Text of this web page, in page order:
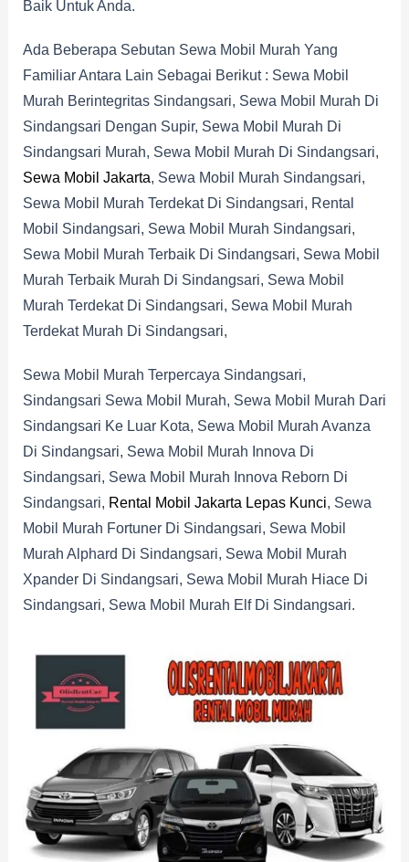
Baik Untuk Anda.
Ada Beberapa Sebutan Sewa Mobil Murah Yang
Familiar Antara Lain Sebagai Berikut : Sewa Mobil
Murah Berintegritas Sindangsari, Sewa Mobil Murah Di
Sindangsari Dengan Supir, Sewa Mobil Murah Di
Sindangsari Murah, Sewa Mobil Murah Di Sindangsari,
Sewa Mobil Jakarta, Sewa Mobil Murah Sindangsari,
Sewa Mobil Murah Terdekat Di Sindangsari, Rental
Mobil Sindangsari, Sewa Mobil Murah Sindangsari,
Sewa Mobil Murah Terbaik Di Sindangsari, Sewa Mobil
Murah Terbaik Murah Di Sindangsari, Sewa Mobil
Murah Terdekat Di Sindangsari, Sewa Mobil Murah
Terdekat Murah Di Sindangsari,
Sewa Mobil Murah Terpercaya Sindangsari,
Sindangsari Sewa Mobil Murah, Sewa Mobil Murah Dari
Sindangsari Ke Luar Kota, Sewa Mobil Murah Avanza
Di Sindangsari, Sewa Mobil Murah Innova Di
Sindangsari, Sewa Mobil Murah Innova Reborn Di
Sindangsari, Rental Mobil Jakarta Lepas Kunci, Sewa
Mobil Murah Fortuner Di Sindangsari, Sewa Mobil
Murah Alphard Di Sindangsari, Sewa Mobil Murah
Xpander Di Sindangsari, Sewa Mobil Murah Hiace Di
Sindangsari, Sewa Mobil Murah Elf Di Sindangsari.